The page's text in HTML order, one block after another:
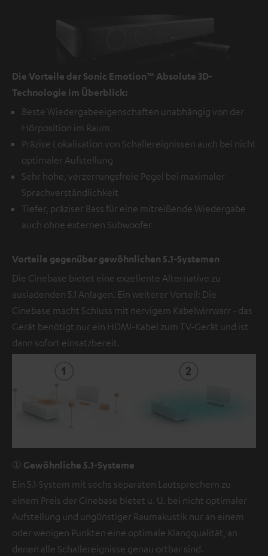
Die Vorteile der Sonic Emotion™ Absolute 3D-
Technologie im Überblick:
Beste Wiedergabeeigenschaften unabhängig von der
Hörposition im Raum
Präzise Lokalisation von Schallereignissen auch bei nicht
optimaler Aufstellung
Sehr hohe, verzerrungsfreie Pegel bei maximaler
Sprachverständlichkeit
Tiefer, präziser Bass für eine mitreißende Wiedergabe
auch ohne externen Subwoofer
Vorteile gegenüber gewöhnlichen 5.1-Systemen
Die Cinebase bietet eine exzellente Alternative zu
ausladenden 5.1 Anlagen. Ein weiterer Vorteil: Die
Cinebase macht Schluss mit nervigem Kabelwirrwarr - das
Gerät benötigt nur ein HDMI-Kabel zum TV-Gerät und ist
dann sofort einsatzbereit.
① Gewöhnliche 5.1-Systeme
Ein 5.1-System mit sechs separaten Lautsprechern zu
einem Preis der Cinebase bietet u. U. bei nicht optimaler
Aufstellung und ungünstiger Raumakustik nur an einem
oder wenigen Punkten eine optimale Klangqualität, an
denen alle Schallereignisse genau ortbar sind.